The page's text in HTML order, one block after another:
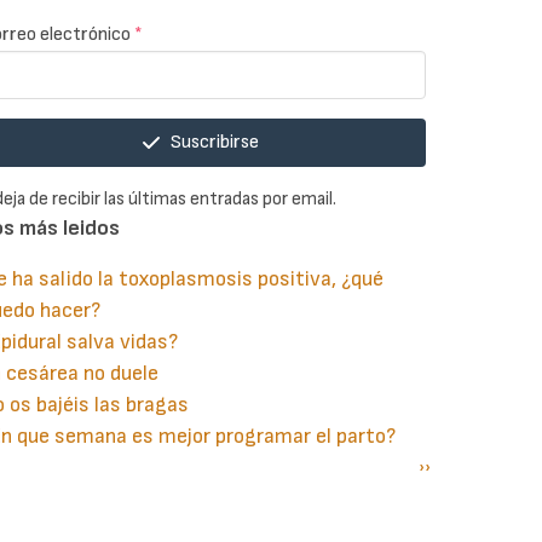
electrónico *
Suscribirse
de recibir las últimas entradas por email.
más leidos
ha salido la toxoplasmosis positiva, ¿qué
hacer?
salva vidas?
cesárea no duele
os bajéis las bragas
que semana es mejor programar el parto?
Siguiente
››